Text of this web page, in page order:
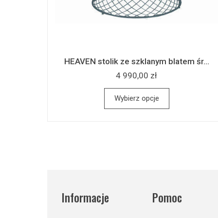
HEAVEN stolik ze szklanym blatem śr...
4 990,00 zł
Wybierz opcje
Informacje Pomoc